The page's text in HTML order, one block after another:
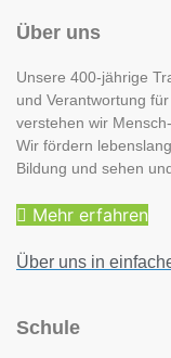
Über uns
Unsere 400-jährige
und Verantwortung
verstehen wir
Wir fördern
Bildung und sehen
Mehr erfahren
Über uns in
Schule